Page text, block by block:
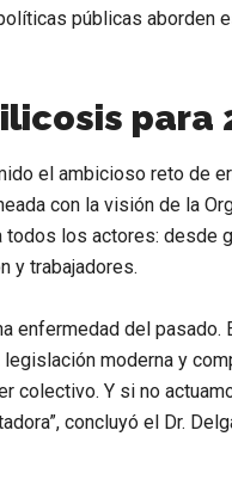
públicas aborden
para
el ambicioso reto de
con la visión de la
todos los actores: desde
y trabajadores.
del pasado.
moderna y
colectivo. Y si no
, concluyó el Dr.